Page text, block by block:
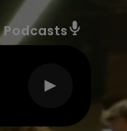
Podcasts